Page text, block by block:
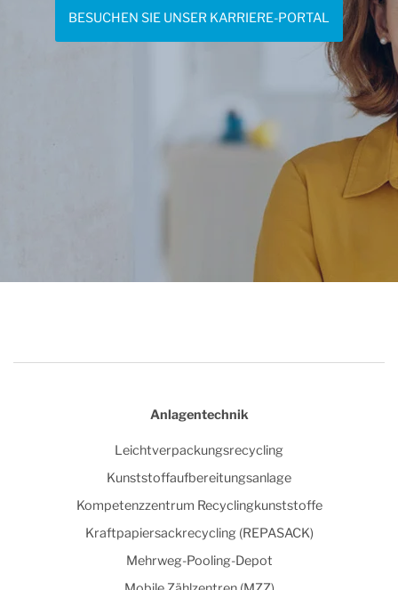
BESUCHEN SIE UNSER KARRIERE-PORTAL
Anlagentechnik
Leichtverpackungsrecycling
Kunststoffaufbereitungsanlage
Kompetenzzentrum Recyclingkunststoffe
Kraftpapiersackrecycling (REPASACK)
Mehrweg-Pooling-Depot